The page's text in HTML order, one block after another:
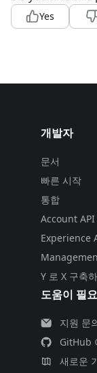
Yes
개발자
문서
빠른 시작
통합
Account API
Experience
Y 로 X 구축
도움이 필
지원 문
GitHub
새로운